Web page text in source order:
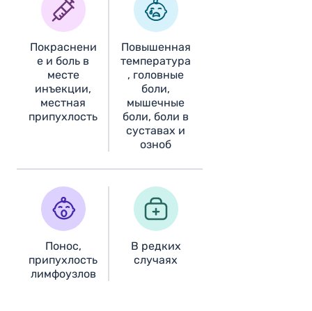
Покраснени
е и боль в
месте
инъекции,
местная
припухлость
Повышенная
температура
, головные
боли,
мышечные
боли, боли в
суставах и
озноб
Понос,
припухлость
лимфоузлов
В редких
случаях